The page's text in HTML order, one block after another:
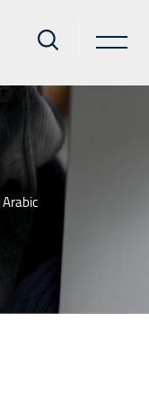
Arabic